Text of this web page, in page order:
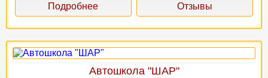
Подробнее Отзывы
Автошкола "ШАР"